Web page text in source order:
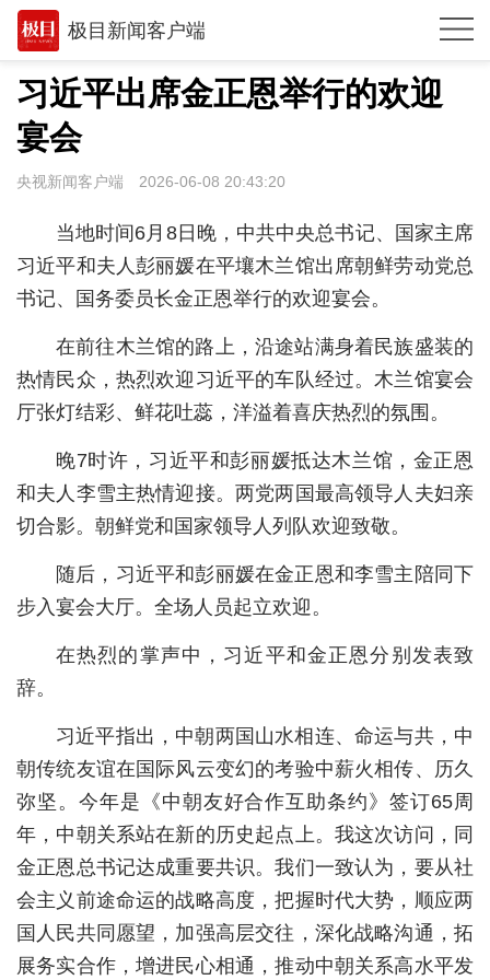
极目新闻客户端
推荐
观点
时政
武汉
世相
环球
专题
经济
城建
科教
健康
悠游
汽车
房产
消费
创意
文化
习近平出席金正恩举行的欢迎
宴会
央视新闻客户端 2026-06-08 20:43:20
当地时间6月8日晚，中共中央总书记、国家主席
习近平和夫人彭丽媛在平壤木兰馆出席朝鲜劳动党总
书记、国务委员长金正恩举行的欢迎宴会。
在前往木兰馆的路上，沿途站满身着民族盛装的
热情民众，热烈欢迎习近平的车队经过。木兰馆宴会
厅张灯结彩、鲜花吐蕊，洋溢着喜庆热烈的氛围。
晚7时许，习近平和彭丽媛抵达木兰馆，金正恩
和夫人李雪主热情迎接。两党两国最高领导人夫妇亲
切合影。朝鲜党和国家领导人列队欢迎致敬。
随后，习近平和彭丽媛在金正恩和李雪主陪同下
步入宴会大厅。全场人员起立欢迎。
在热烈的掌声中，习近平和金正恩分别发表致
辞。
习近平指出，中朝两国山水相连、命运与共，中
朝传统友谊在国际风云变幻的考验中薪火相传、历久
弥坚。今年是《中朝友好合作互助条约》签订65周
年，中朝关系站在新的历史起点上。我这次访问，同
金正恩总书记达成重要共识。我们一致认为，要从社
会主义前途命运的战略高度，把握时代大势，顺应两
国人民共同愿望，加强高层交往，深化战略沟通，拓
展务实合作，增进民心相通，推动中朝关系高水平发